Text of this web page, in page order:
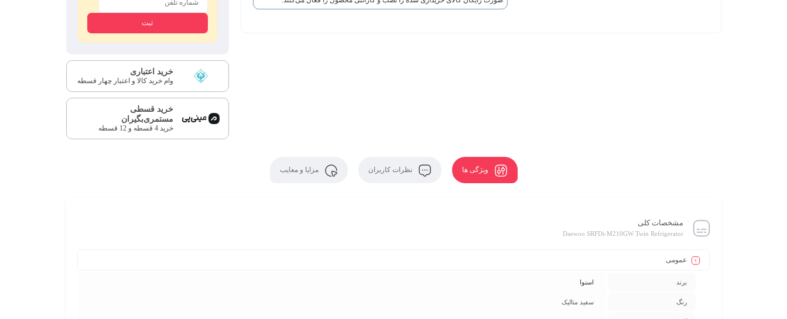
خرید اعتباری
وام خرید کالا و اعتبار چهار قسطه
خرید قسطی
مستمری‌بگیران
خرید 4 قسطه و 12 قسطه
ویژگی ها نظرات کاربران مزایا و معایب
مشخصات کلی
Daewoo SRFDi-M210GW Twin Refrigerator
عمومی
برند اسنوا
رنگ سفید متالیک